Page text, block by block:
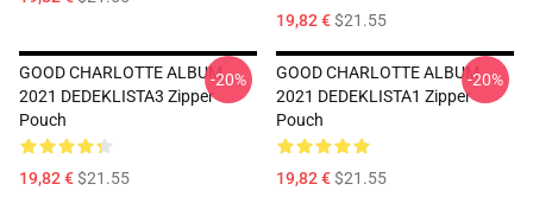
19,82 €$21.55
GOOD CHARLOTTE ALBUM
2021 DEDEKLISTA3 Zipper
Pouch
19,82 €$21.55
-20%
GOOD CHARLOTTE ALBUM
2021 DEDEKLISTA1 Zipper
Pouch
19,82 €$21.55
-20%